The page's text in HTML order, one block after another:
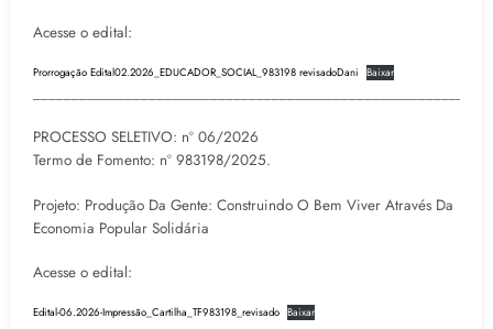
Acesse o edital:
Prorrogação Edital02.2026_EDUCADOR_SOCIAL_983198 revisadoDani Baixar
PROCESSO SELETIVO: nº 06/2026
Termo de Fomento: nº 983198/2025.
Projeto: Produção Da Gente: Construindo O Bem Viver Através Da
Economia Popular Solidária
Acesse o edital:
Edital-06.2026-Impressão_Cartilha_TF983198_revisado Baixar